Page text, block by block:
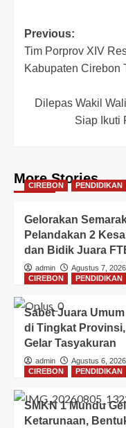
Post
navigation
Previous:
Tim Porprov XIV
Kabupaten Cirebon
Dilepas Wakil
Siap Ikuti
More Stories
CIREBON PENDIDIKAN
Gelorakan
Pelandakan 2
dan Bidik Juara
admin Agustus 7, 2026
CIREBON
PENDIDIKAN
Sabet Juara
di Tingkat
Gelar Tasyakuran
admin Agustus 6, 2026
CIREBON
PENDIDIKAN
SMKN 1 Mundu
Ketarunaan,